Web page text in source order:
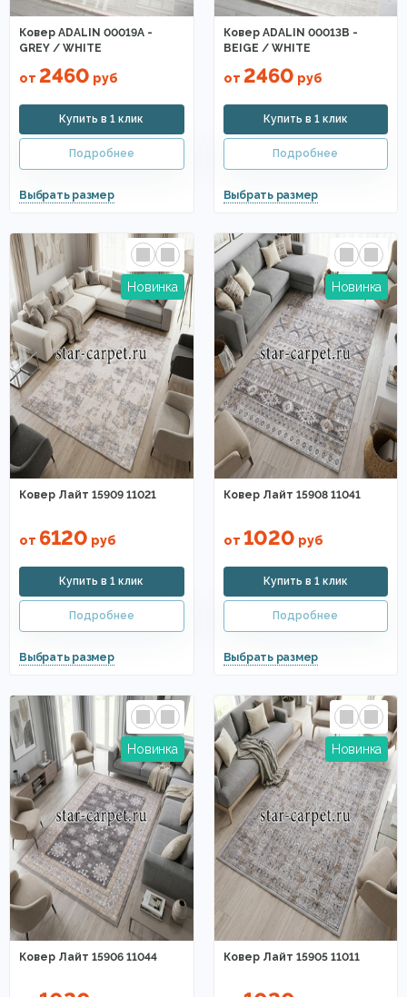
Ковер ADALIN 00019A -
GREY / WHITE
от 2460 руб
Ковер ADALIN 00013B -
BEIGE / WHITE
от 2460 руб
Ковер Лайт 15909 11021
от 6120 руб
Ковер Лайт 15908 11041
от 1020 руб
Ковер Лайт 15906 11044 Ковер Лайт 15905 11011